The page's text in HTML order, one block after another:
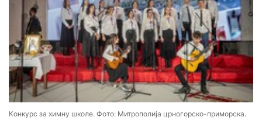
Конкурс за химну школе. Фото: Митрополија црногорско-приморска.